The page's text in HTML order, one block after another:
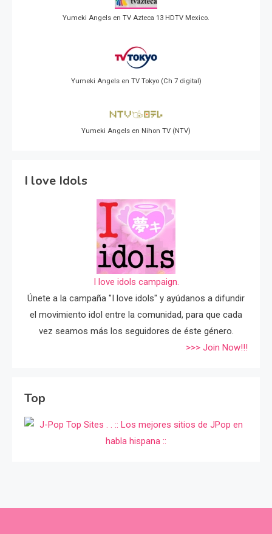
Yumeki Angels en TV Azteca 13 HDTV Mexico.
Yumeki Angels en TV Tokyo (Ch 7 digital)
Yumeki Angels en Nihon TV (NTV)
I love Idols
I love idols campaign.
Únete a la campaña "I love idols" y ayúdanos a difundir
el movimiento idol entre la comunidad, para que cada
vez seamos más los seguidores de éste género.
>>> Join Now!!!
Top